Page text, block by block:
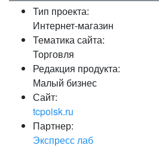
Тип проекта:
Интернет-магазин
Тематика сайта:
Торговля
Редакция продукта:
Малый бизнес
Сайт:
tcpoisk.ru
Партнер:
Экспресс лаб